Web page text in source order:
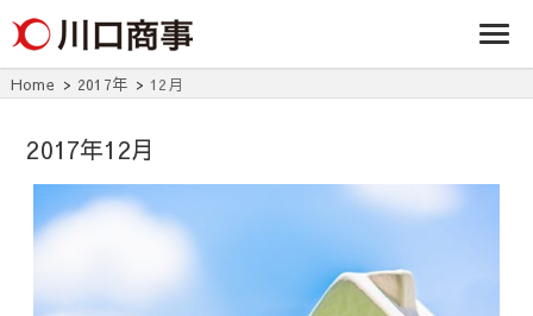
事株式
会社
アパート・マンシ
ョン・マンショ
ン・店舗・事務所
は川口商事株式会
Home 2017年 12月
2017年12月